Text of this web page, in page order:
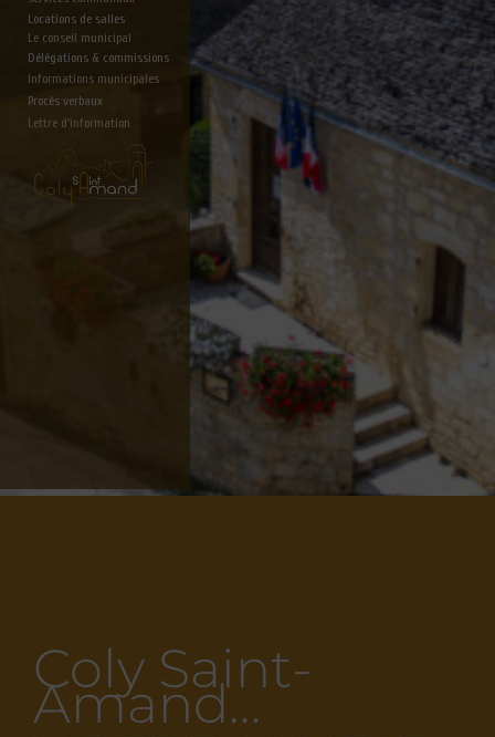
Locations de salles
Le conseil municipal
Délégations & commissions
Informations municipales
Lettre d'information
Procès verbaux
Coly Saint-
Amand…